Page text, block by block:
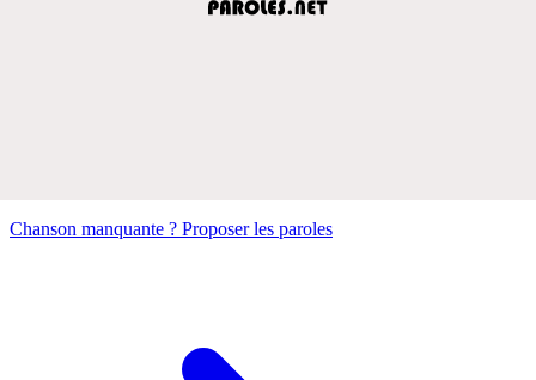
Chanson manquante ? Proposer les paroles